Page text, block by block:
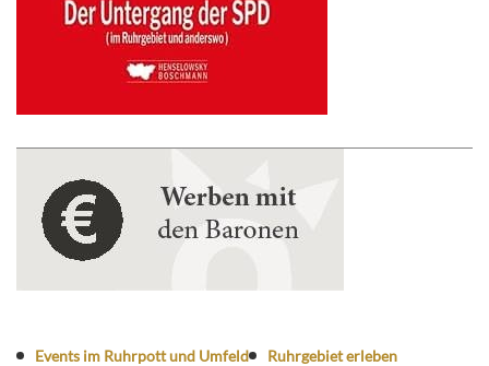
Events im Ruhrpott und Umfeld Ruhrgebiet erleben